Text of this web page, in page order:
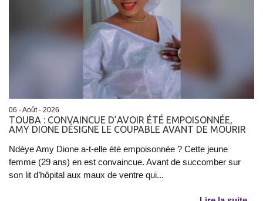
06 - Août - 2026
TOUBA : CONVAINCUE D’AVOIR ÉTÉ EMPOISONNÉE,
AMY DIONE DÉSIGNE LE COUPABLE AVANT DE MOURIR
Ndèye Amy Dione a-t-elle été empoisonnée ? Cette jeune
femme (29 ans) en est convaincue. Avant de succomber sur
son lit d’hôpital aux maux de ventre qui...